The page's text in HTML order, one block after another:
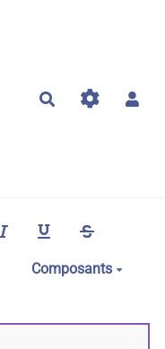
Rechercher
Composants